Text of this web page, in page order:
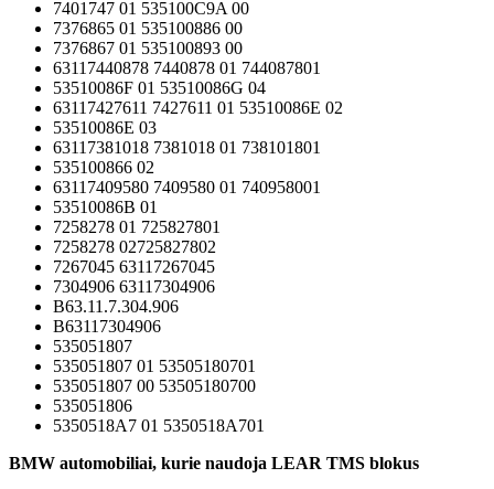
7401747 01 535100C9A 00
7376865 01 535100886 00
7376867 01 535100893 00
63117440878 7440878 01 744087801
53510086F 01 53510086G 04
63117427611 7427611 01 53510086E 02
53510086E 03
63117381018 7381018 01 738101801
535100866 02
63117409580 7409580 01 740958001
53510086B 01
7258278 01 725827801
7258278 02725827802
7267045 63117267045
7304906 63117304906
B63.11.7.304.906
B63117304906
535051807
535051807 01 53505180701
535051807 00 53505180700
535051806
5350518A7 01 5350518A701
BMW automobiliai, kurie naudoja LEAR TMS blokus